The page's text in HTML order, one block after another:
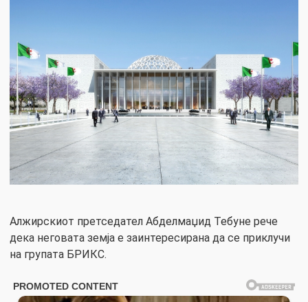
Алжирскиот претседател Абделмаџид Тебуне рече
дека неговата земја е заинтересирана да се приклучи
на групата БРИКС.